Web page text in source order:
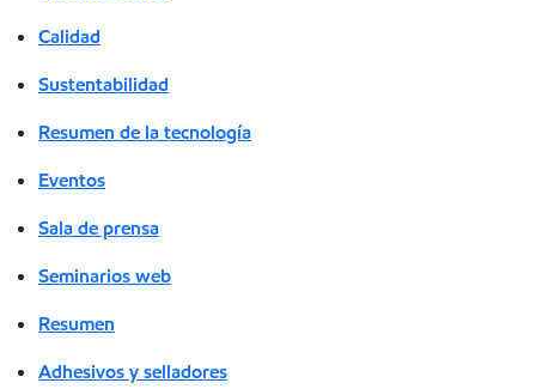
Calidad
Sustentabilidad
Resumen de la tecnología
Eventos
Sala de prensa
Seminarios web
Resumen
Adhesivos y selladores